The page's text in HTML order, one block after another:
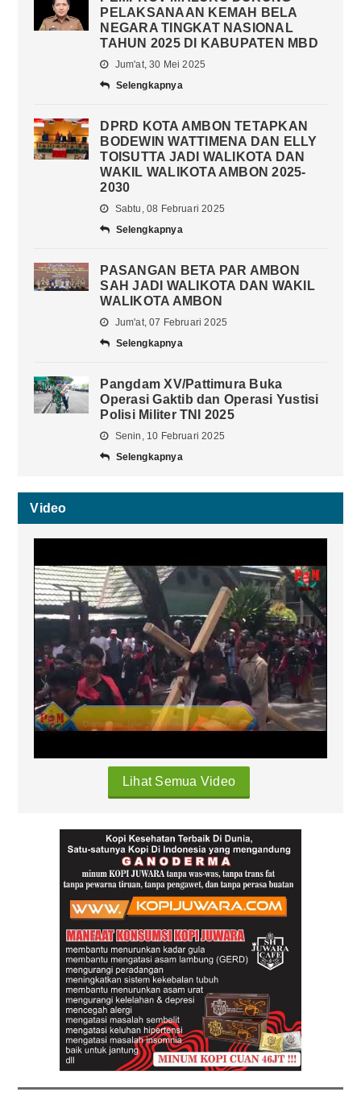
PELAKSANAAN KEMAH BELA
NEGARA TINGKAT NASIONAL
TAHUN 2025 DI KABUPATEN MBD
Jum'at, 30 Mei 2025
Selengkapnya
DPRD KOTA AMBON TETAPKAN
BODEWIN WATTIMENA DAN ELLY
TOISUTTA JADI WALIKOTA DAN
WAKIL WALIKOTA AMBON 2025-
2030
Sabtu, 08 Februari 2025
Selengkapnya
PASANGAN BETA PAR AMBON
SAH JADI WALIKOTA DAN WAKIL
WALIKOTA AMBON
Jum'at, 07 Februari 2025
Selengkapnya
Pangdam XV/Pattimura Buka
Operasi Gaktib dan Operasi Yustisi
Polisi Militer TNI 2025
Senin, 10 Februari 2025
Selengkapnya
Video
Lihat Semua Video